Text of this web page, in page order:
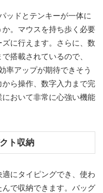
ッドとテンキーが一体に
。マウスを持ち歩く必要
に行えます。さらに、数
搭載されているので、
率アップが期待できそう
ら操作、数字入力まで完
おいて非常に心強い機能
ト収納
にタイピングでき、使わ
で収納できます。バッグ